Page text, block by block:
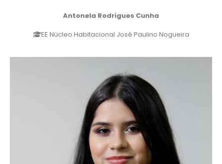
Antonela Rodrigues Cunha
EE Núcleo Habitacional José Paulino Nogueira